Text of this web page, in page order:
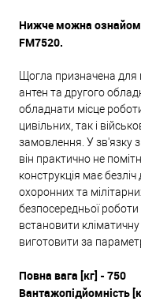
Нижче можна
FM7520.
Щогла призначена
антен та другого
обладнати місце
цивільних, так і
замовлення. У зв'язку
він практично не
конструкція має
охоронних та
безпосередньої роботи
встановити
виготовити за
Повна вага [кг] - 750
Вантажопідйомність